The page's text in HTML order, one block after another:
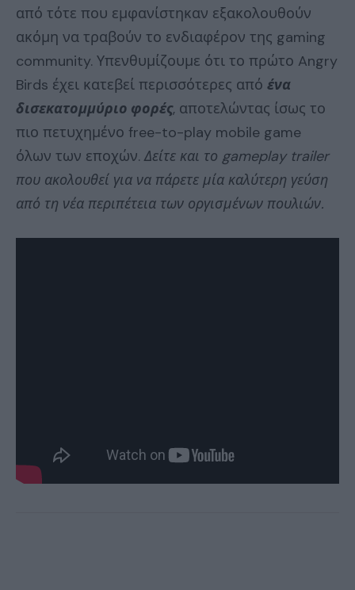
από τότε που εμφανίστηκαν εξακολουθούν
ακόμη να τραβούν το ενδιαφέρον της gaming
community. Υπενθυμίζουμε ότι το πρώτο Angry
Birds έχει κατεβεί περισσότερες από ένα
δισεκατομμύριο φορές, αποτελώντας ίσως το
πιο πετυχημένο free-to-play mobile game
όλων των εποχών. Δείτε και το gameplay trailer
που ακολουθεί για να πάρετε μία καλύτερη γεύση
από τη νέα περιπέτεια των οργισμένων πουλιών.